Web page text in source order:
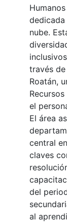
nube.
través
Roatán,
el
El área
central
claves
del
al